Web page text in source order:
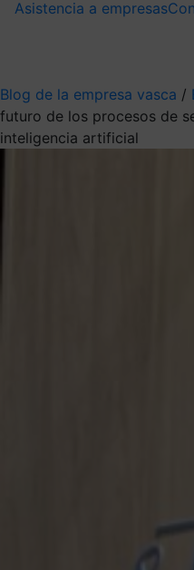
Asistencia a empresas
Blog de la empresa vasca /
futuro de los procesos de
inteligencia artificial